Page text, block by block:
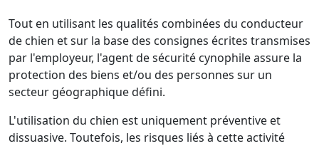
Tout en utilisant les qualités combinées du conducteur
de chien et sur la base des consignes écrites transmises
par l'employeur, l'agent de sécurité cynophile assure la
protection des biens et/ou des personnes sur un
secteur géographique défini.
L'utilisation du chien est uniquement préventive et
dissuasive. Toutefois, les risques liés à cette activité